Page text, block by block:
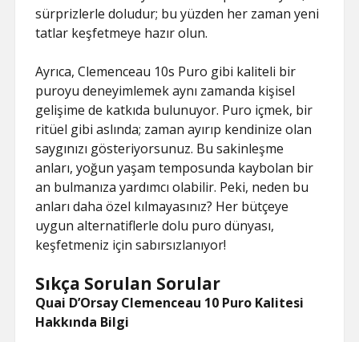
sürprizlerle doludur; bu yüzden her zaman yeni
tatlar keşfetmeye hazır olun.
Ayrıca, Clemenceau 10s Puro gibi kaliteli bir
puroyu deneyimlemek aynı zamanda kişisel
gelişime de katkıda bulunuyor. Puro içmek, bir
ritüel gibi aslında; zaman ayırıp kendinize olan
saygınızı gösteriyorsunuz. Bu sakinleşme
anları, yoğun yaşam temposunda kaybolan bir
an bulmanıza yardımcı olabilir. Peki, neden bu
anları daha özel kılmayasınız? Her bütçeye
uygun alternatiflerle dolu puro dünyası,
keşfetmeniz için sabırsızlanıyor!
Sıkça Sorulan Sorular
Quai D’Orsay Clemenceau 10 Puro Kalitesi
Hakkında Bilgi